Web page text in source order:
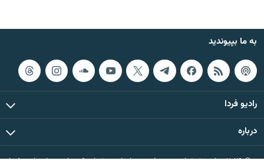
به ما بپیوندید
رادیو فردا
درباره